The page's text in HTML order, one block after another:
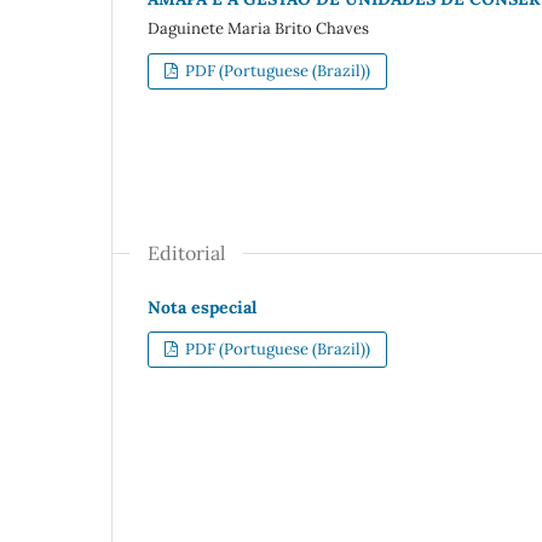
Daguinete Maria Brito Chaves
PDF (Portuguese (Brazil))
Editorial
Nota especial
PDF (Portuguese (Brazil))